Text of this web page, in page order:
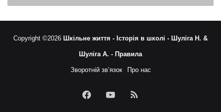
Copyright ©2026 Шкільне життя - Історія в школі - Шуліга Н. &
Шуліга А. - Правила
Зворотній зв’язок Про нас
FacebookYouTubeRSS